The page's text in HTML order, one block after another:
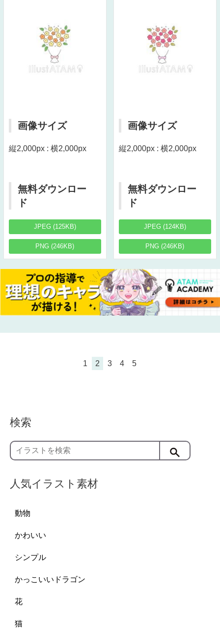
画像サイズ
縦2,000px : 横2,000px
無料ダウンロー
ド
JPEG (125KB)
PNG (246KB)
画像サイズ
縦2,000px : 横2,000px
無料ダウンロー
ド
JPEG (124KB)
PNG (246KB)
1 2 3 4 5
検索
人気イラスト素材
動物
かわいい
シンプル
かっこいいドラゴン
花
猫